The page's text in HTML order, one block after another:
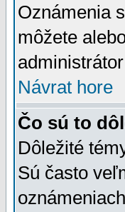
Oznámenia
môžete
Návrat hore
Čo sú to
Dôležité
Sú často